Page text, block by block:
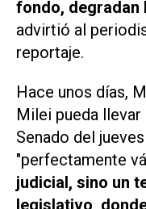
fondo, degradan
advirtió al
reportaje.
Hace unos días,
Milei pueda
Senado del
"perfectamente
judicial, sino un
legislativo,